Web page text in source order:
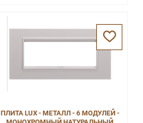
ПЛИТА LUX - МЕТАЛЛ - 6 МОДУЛЕЙ -